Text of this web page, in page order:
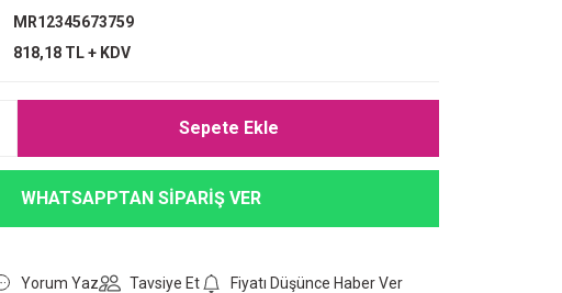
MR12345673759
818,18 TL + KDV
Sepete Ekle
WHATSAPPTAN SİPARİŞ VER
Yorum Yaz Tavsiye Et
Fiyatı Düşünce Haber Ver